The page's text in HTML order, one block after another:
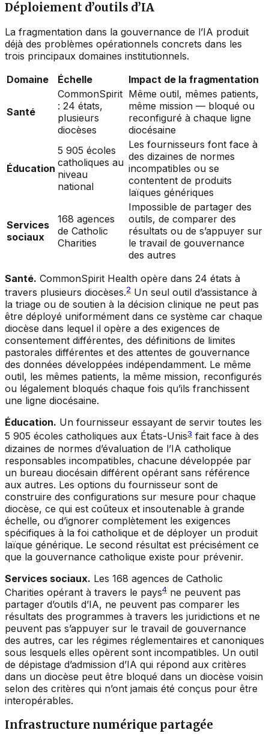
Déploiement d’outils d’IA
La fragmentation dans la gouvernance de l’IA produit
déjà des problèmes opérationnels concrets dans les
trois principaux domaines institutionnels.
Domaine
Échelle Impact de la fragmentation
Santé
CommonSpirit
: 24 états,
plusieurs
diocèses
Même outil, mêmes patients,
même mission — bloqué ou
reconfiguré à chaque ligne
diocésaine
Éducation
5 905 écoles
catholiques au
niveau
national
Les fournisseurs font face à
des dizaines de normes
incompatibles ou se
contentent de produits
laïques génériques
Services
sociaux
168 agences
de Catholic
Charities
Impossible de partager des
outils, de comparer des
résultats ou de s’appuyer sur
le travail de gouvernance
des autres
Santé. CommonSpirit Health opère dans 24 états à
travers plusieurs diocèses.2 Un seul outil d’assistance à
la triage ou de soutien à la décision clinique ne peut pas
être déployé uniformément dans ce système car chaque
diocèse dans lequel il opère a des exigences de
consentement différentes, des définitions de limites
pastorales différentes et des attentes de gouvernance
des données développées indépendamment. Le même
outil, les mêmes patients, la même mission, reconfigurés
ou légalement bloqués chaque fois qu’ils franchissent
une ligne diocésaine.
Éducation. Un fournisseur essayant de servir toutes les
5 905 écoles catholiques aux États-Unis3 fait face à des
dizaines de normes d’évaluation de l’IA catholique
responsables incompatibles, chacune développée par
un bureau diocésain différent opérant sans référence
aux autres. Les options du fournisseur sont de
construire des configurations sur mesure pour chaque
diocèse, ce qui est coûteux et insoutenable à grande
échelle, ou d’ignorer complètement les exigences
spécifiques à la foi catholique et de déployer un produit
laïque générique. Le second résultat est précisément ce
que la gouvernance catholique existe pour prévenir.
Services sociaux. Les 168 agences de Catholic
Charities opérant à travers le pays4 ne peuvent pas
partager d’outils d’IA, ne peuvent pas comparer les
résultats des programmes à travers les juridictions et ne
peuvent pas s’appuyer sur le travail de gouvernance
des autres, car les régimes réglementaires et canoniques
sous lesquels elles opèrent sont incompatibles. Un outil
de dépistage d’admission d’IA qui répond aux critères
dans un diocèse peut être bloqué dans un diocèse voisin
selon des critères qui n’ont jamais été conçus pour être
interopérables.
Infrastructure numérique partagée